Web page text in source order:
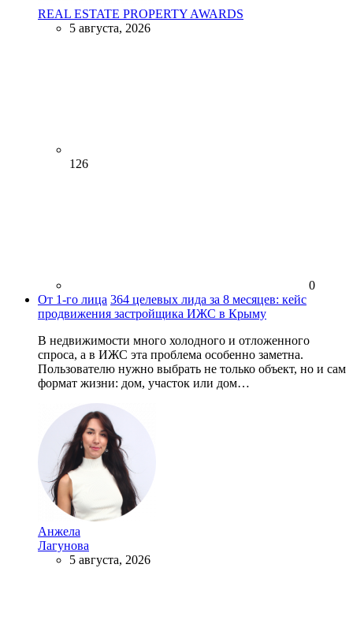
REAL ESTATE PROPERTY AWARDS
5 августа, 2026
126
0
От 1-го лица 364 целевых лида за 8 месяцев: кейс
продвижения застройщика ИЖС в Крыму
В недвижимости много холодного и отложенного
спроса, а в ИЖС эта проблема особенно заметна.
Пользователю нужно выбрать не только объект, но и сам
формат жизни: дом, участок или дом…
Анжела
Лагунова
5 августа, 2026